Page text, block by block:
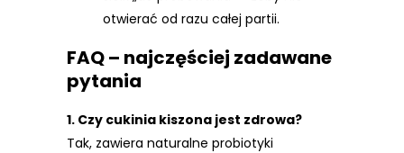
otwierać od razu całej partii.
FAQ – najczęściej zadawane
pytania
1. Czy cukinia kiszona jest zdrowa?
Tak, zawiera naturalne probiotyki